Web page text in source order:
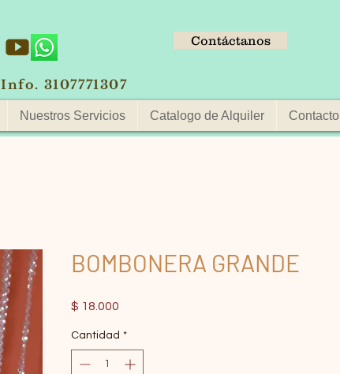
Contáctanos
Info. 3107771307
Nuestros Servicios Catalogo de Alquiler Contacto
BOMBONERA GRANDE
$ 18.000Precio
Cantidad *